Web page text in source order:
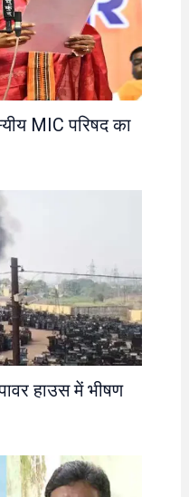
MIC परिषद का
हाउस में भीषण